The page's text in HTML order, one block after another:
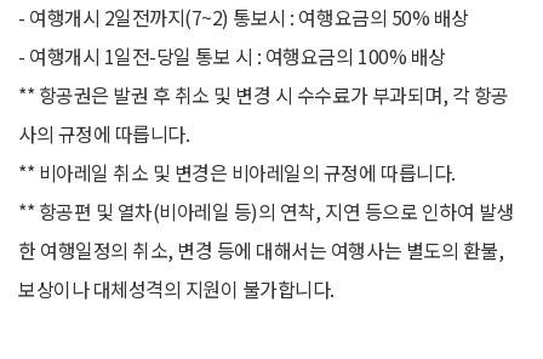
- 여행개시 2일전까지(7~2) 통보시 : 여행요금의 50% 배상
- 여행개시 1일전-당일 통보 시 : 여행요금의 100% 배상
** 항공권은 발권 후 취소 및 변경 시 수수료가 부과되며, 각 항공
사의 규정에 따릅니다.
** 비아레일 취소 및 변경은 비아레일의 규정에 따릅니다.
** 항공편 및 열차(비아레일 등)의 연착, 지연 등으로 인하여 발생
한 여행일정의 취소, 변경 등에 대해서는 여행사는 별도의 환불,
보상이나 대체성격의 지원이 불가합니다.